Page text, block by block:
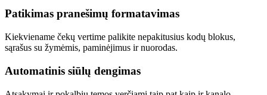
Patikimas pranešimų formatavimas
Kiekviename čekų vertime palikite nepakitusius kodų blokus,
sąrašus su žymėmis, paminėjimus ir nuorodas.
Automatinis siūlų dengimas